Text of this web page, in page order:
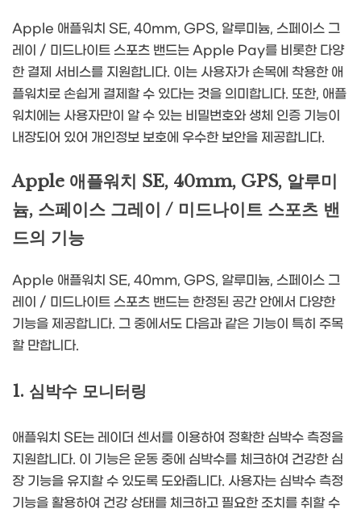
Apple 애플워치 SE, 40mm, GPS, 알루미늄, 스페이스 그
레이 / 미드나이트 스포츠 밴드는 Apple Pay를 비롯한 다양
한 결제 서비스를 지원합니다. 이는 사용자가 손목에 착용한 애
플워치로 손쉽게 결제할 수 있다는 것을 의미합니다. 또한, 애플
워치에는 사용자만이 알 수 있는 비밀번호와 생체 인증 기능이
내장되어 있어 개인정보 보호에 우수한 보안을 제공합니다.
Apple 애플워치 SE, 40mm, GPS, 알루미
늄, 스페이스 그레이 / 미드나이트 스포츠 밴
드의 기능
Apple 애플워치 SE, 40mm, GPS, 알루미늄, 스페이스 그
레이 / 미드나이트 스포츠 밴드는 한정된 공간 안에서 다양한
기능을 제공합니다. 그 중에서도 다음과 같은 기능이 특히 주목
할 만합니다.
1. 심박수 모니터링
애플워치 SE는 레이더 센서를 이용하여 정확한 심박수 측정을
지원합니다. 이 기능은 운동 중에 심박수를 체크하여 건강한 심
장 기능을 유지할 수 있도록 도와줍니다. 사용자는 심박수 측정
기능을 활용하여 건강 상태를 체크하고 필요한 조치를 취할 수